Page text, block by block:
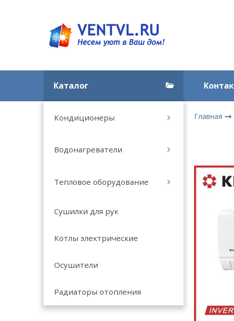
Каталог
Кондиционеры
Водонагреватели
Тепловое оборудование
Сушилки для рук
Котлы электрические
Осушители
Радиаторы отопления
Главная